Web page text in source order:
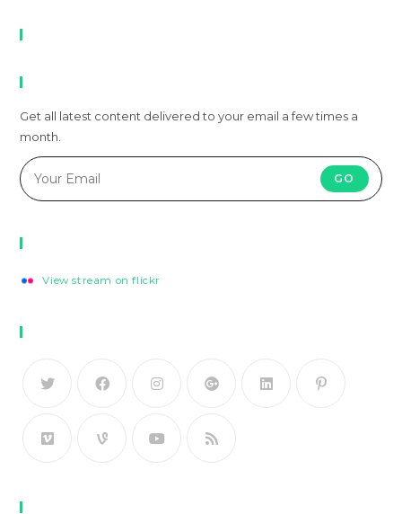
Get all latest content delivered to your email a few times a
month.
GO
View stream on flickr